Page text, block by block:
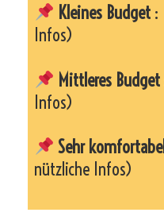
Kleines Budget :
Infos)
Mittleres Budget
Infos)
Sehr komfortabel
nützliche Infos)